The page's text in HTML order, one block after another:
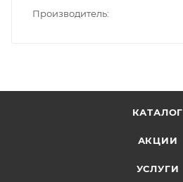
Производитель
КАТАЛОГ
АКЦИИ
УСЛУГИ